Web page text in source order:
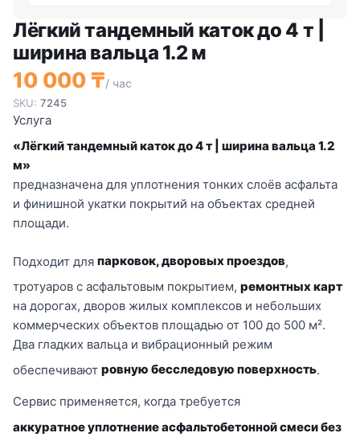
Лёгкий тандемный каток до 4 т |
ширина вальца 1.2 м
10 000 ₸/ час
SKU: 7245
Услуга
«Лёгкий тандемный каток до 4 т | ширина вальца 1.2
м»
предназначена для уплотнения тонких слоёв асфальта
и финишной укатки покрытий на объектах средней
площади.
Подходит для парковок, дворовых проездов,
тротуаров с асфальтовым покрытием, ремонтных карт
на дорогах, дворов жилых комплексов и небольших
коммерческих объектов площадью от 100 до 500 м².
Два гладких вальца и вибрационный режим
обеспечивают ровную бесследовую поверхность.
Сервис применяется, когда требуется
аккуратное уплотнение асфальтобетонной смеси без